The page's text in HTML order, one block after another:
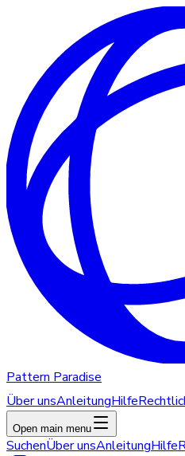
Pattern Paradise
Über unsAnleitungHilfe
Open main menu
SuchenÜber unsAnleitungHilfe